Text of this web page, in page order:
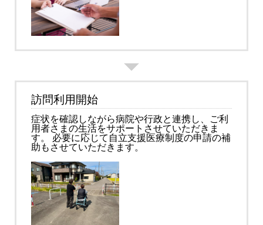
訪問利用開始
症状を確認しながら病院や行政と連携し、ご利
用者さまの生活をサポートさせていただきま
す。 必要に応じて自立支援医療制度の申請の補
助もさせていただきます。